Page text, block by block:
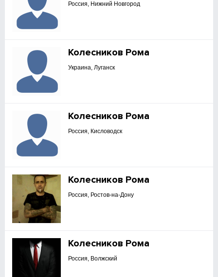
Россия, Нижний Новгород
Колесников Рома
Украина, Луганск
Колесников Рома
Россия, Кисловодск
Колесников Рома
Россия, Ростов-на-Дону
Колесников Рома
Россия, Волжский